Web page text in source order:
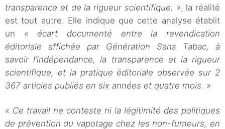
transparence et de la rigueur scientifique. », la réalité
est tout autre. Elle indique que cette analyse établit
un « écart documenté entre la revendication
éditoriale affichée par Génération Sans Tabac, à
savoir l’indépendance, la transparence et la rigueur
scientifique, et la pratique éditoriale observée sur 2
367 articles publiés en six années et quatre mois. »
« Ce travail ne conteste ni la légitimité des politiques
de prévention du vapotage chez les non-fumeurs, en